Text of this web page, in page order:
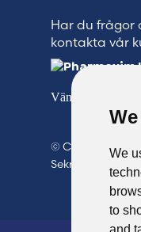
We
to
and
Har du frågor
kontakta vår
Vänligen se vår
© Copyright
Sekretesspolicy